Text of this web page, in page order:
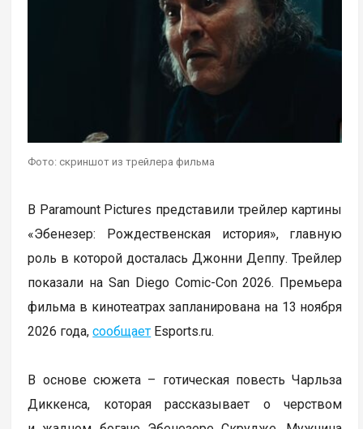
Фото: скриншот из трейлера фильма
В Paramount Pictures представили трейлер картины
«Эбенезер: Рождественская история», главную
роль в которой досталась Джонни Деппу. Трейлер
показали на San Diego Comic-Con 2026. Премьера
фильма в кинотеатрах запланирована на 13 ноября
2026 года,сообщает Еsports.ru.
В основе сюжета – готическая повесть Чарльза
Диккенса, которая рассказывает о черством